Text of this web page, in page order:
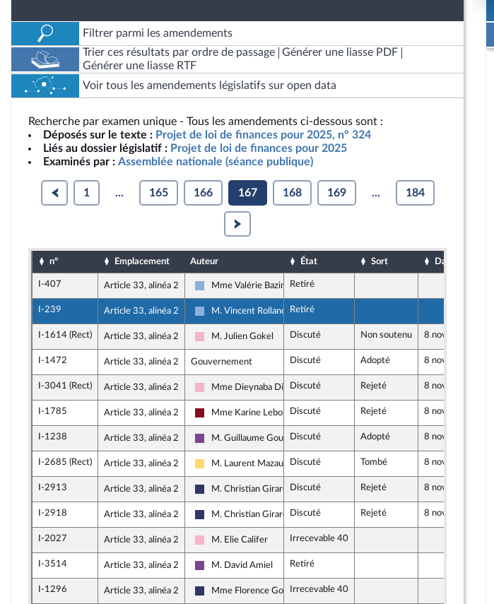
Filtrer parmi les amendements
Trier ces résultats par ordre de passage
Générer une liasse PDF
Générer une liasse RTF
Voir tous les amendements législatifs sur open data
Recherche par examen unique - Tous les amendements ci-dessous sont :
Déposés sur le texte : Projet de loi de finances pour 2025, n° 324
Liés au dossier législatif : Projet de loi de finances pour 2025
Examinés par : Assemblée nationale (séance publique)
1 ... 165 166 167 168 169 ... 184
n° Emplacement Auteur État Sort Date d'examen
I-407 Article 33, alinéa 2
Droite Républicaine
Mme Valérie Bazin-Malgras
Retiré
I-239 Article 33, alinéa 2
Droite Républicaine
M. Vincent Rolland Retiré
I-1614 (Rect) Article 33, alinéa 2
Socialistes et apparentés
M. Julien Gokel Discuté Non soutenu 8 novembre 2024
I-1472 Article 33, alinéa 2 Gouvernement Discuté Adopté 8 novembre 2024
I-3041 (Rect) Article 33, alinéa 2
Socialistes et apparentés
Mme Dieynaba DiopDiscuté Rejeté 8 novembre 2024
I-1785 Article 33, alinéa 2
Gauche Démocrate et Républicaine
Mme Karine Lebon Discuté Rejeté 8 novembre 2024
I-1238 Article 33, alinéa 2
Ensemble pour la République
M. Guillaume Gouffier Valente
Discuté Adopté 8 novembre 2024
I-2685 (Rect) Article 33, alinéa 2
Libertés, Indépendants, Outre-mer et Territoires
M. Laurent MazauryDiscuté Tombé 8 novembre 2024
I-2913 Article 33, alinéa 2
Rassemblement National
M. Christian Girard Discuté Rejeté 8 novembre 2024
I-2918 Article 33, alinéa 2
Rassemblement National
M. Christian Girard Discuté Rejeté 8 novembre 2024
I-2027 Article 33, alinéa 2
Socialistes et apparentés
M. Elie Califer Irrecevable 40
I-3514 Article 33, alinéa 2
Ensemble pour la République
M. David Amiel Retiré
I-1296 Article 33, alinéa 2
Rassemblement National
Mme Florence GouletIrrecevable 40